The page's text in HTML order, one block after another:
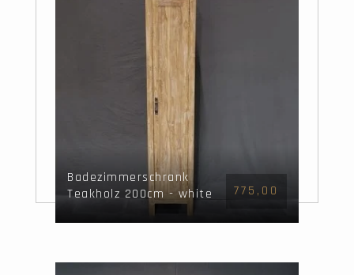
Badezimmerschrank
Teakholz 200cm - white
wash - geschlossen
775,00